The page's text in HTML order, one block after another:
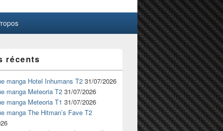
récents
manga Hotel Inhumans T2 31/07/2026
manga Meteoria T2 31/07/2026
manga Meteoria T1 31/07/2026
manga The Hitman’s Fave T2